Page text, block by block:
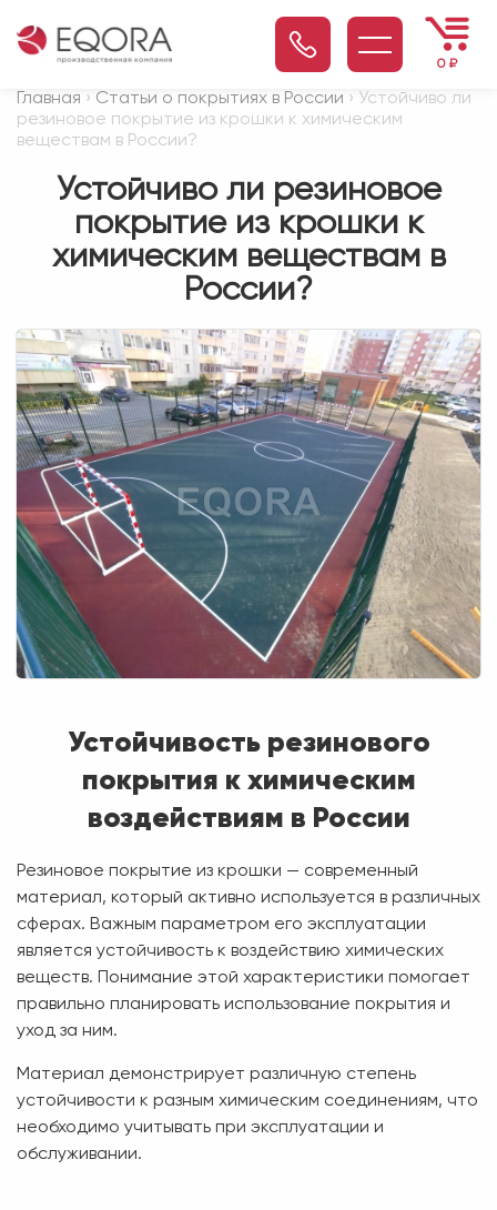
0 ₽
Главная › Статьи о покрытиях в России › Устойчиво ли
резиновое покрытие из крошки к химическим
веществам в России?
Устойчиво ли резиновое
покрытие из крошки к
химическим веществам в
России?
Устойчивость резинового
покрытия к химическим
воздействиям в России
Резиновое покрытие из крошки — современный
материал, который активно используется в различных
сферах. Важным параметром его эксплуатации
является устойчивость к воздействию химических
веществ. Понимание этой характеристики помогает
правильно планировать использование покрытия и
уход за ним.
Материал демонстрирует различную степень
устойчивости к разным химическим соединениям, что
необходимо учитывать при эксплуатации и
обслуживании.